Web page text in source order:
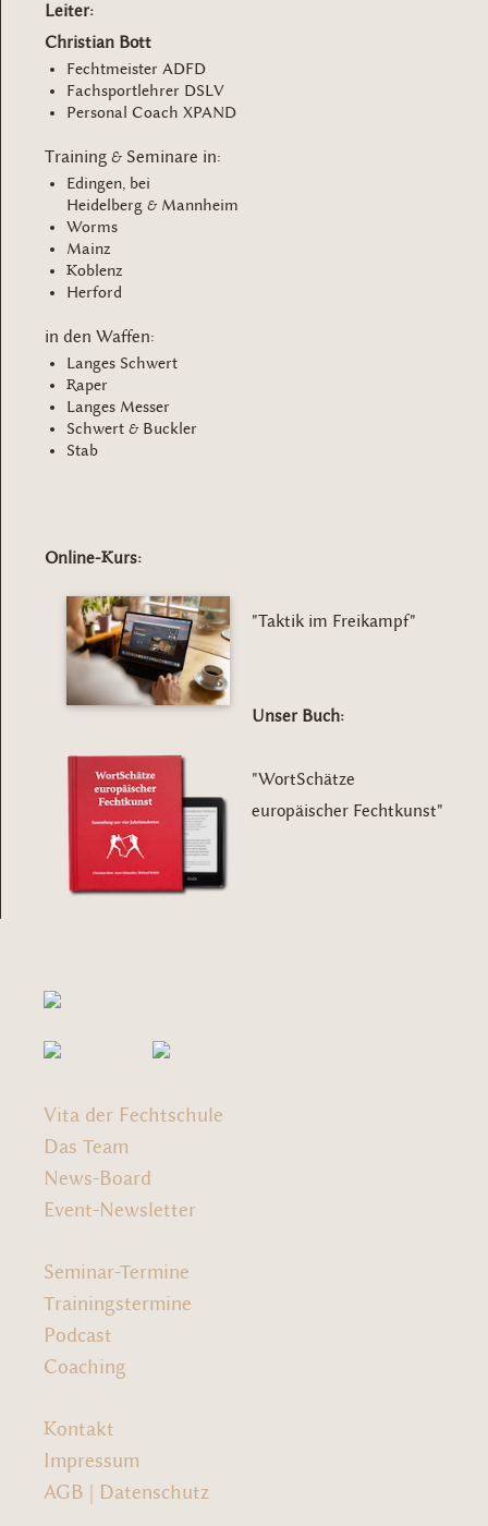
Leiter:
Christian Bott
Fechtmeister ADFD
Fachsportlehrer DSLV
Personal Coach XPAND
Training & Seminare in:
Edingen, bei
Heidelberg & Mannheim
Worms
Mainz
Koblenz
Herford
in den Waffen:
Langes Schwert
Raper
Langes Messer
Schwert & Buckler
Stab
Online-Kurs:
"Taktik im Freikampf"
Unser Buch:
"WortSchätze
europäischer Fechtkunst"
Vita der Fechtschule
Das Team
News-Board
Event-Newsletter
Seminar-Termine
Trainingstermine
Podcast
Coaching
Kontakt
Impressum
AGB
Datenschutz